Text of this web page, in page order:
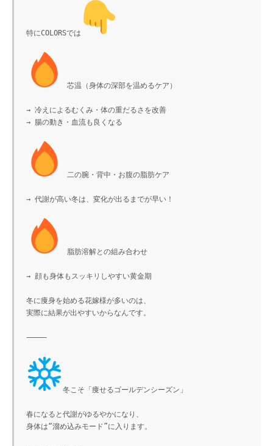
特にCOLORSでは
芯温（身体の深部を温めるケア）
→ 冷えによるむくみ・体の重だるさを改善
→ 腸の動き・血流も良くなる
二の腕・背中・お腹の脂肪ケア
→ 代謝が高い冬は、変化が出るまでが早い！
脂肪溶解との組み合わせ
→ 顔も身体もスッキリしやすい黄金期
冬に痩身を始める花嫁様が多いのは、
実際に結果が出やすいからなんです。
⸻
冬こそ「痩せるゴールデンシーズン」
春になると代謝がゆるやかになり、
身体は“溜め込みモード”に入ります。